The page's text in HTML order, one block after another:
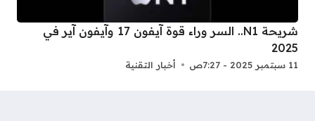
شريحة N1.. السر وراء قوة آيفون 17 وآيفون آير في
2025
11 سبتمبر 2025 - 7:27ص أخبار التقنية